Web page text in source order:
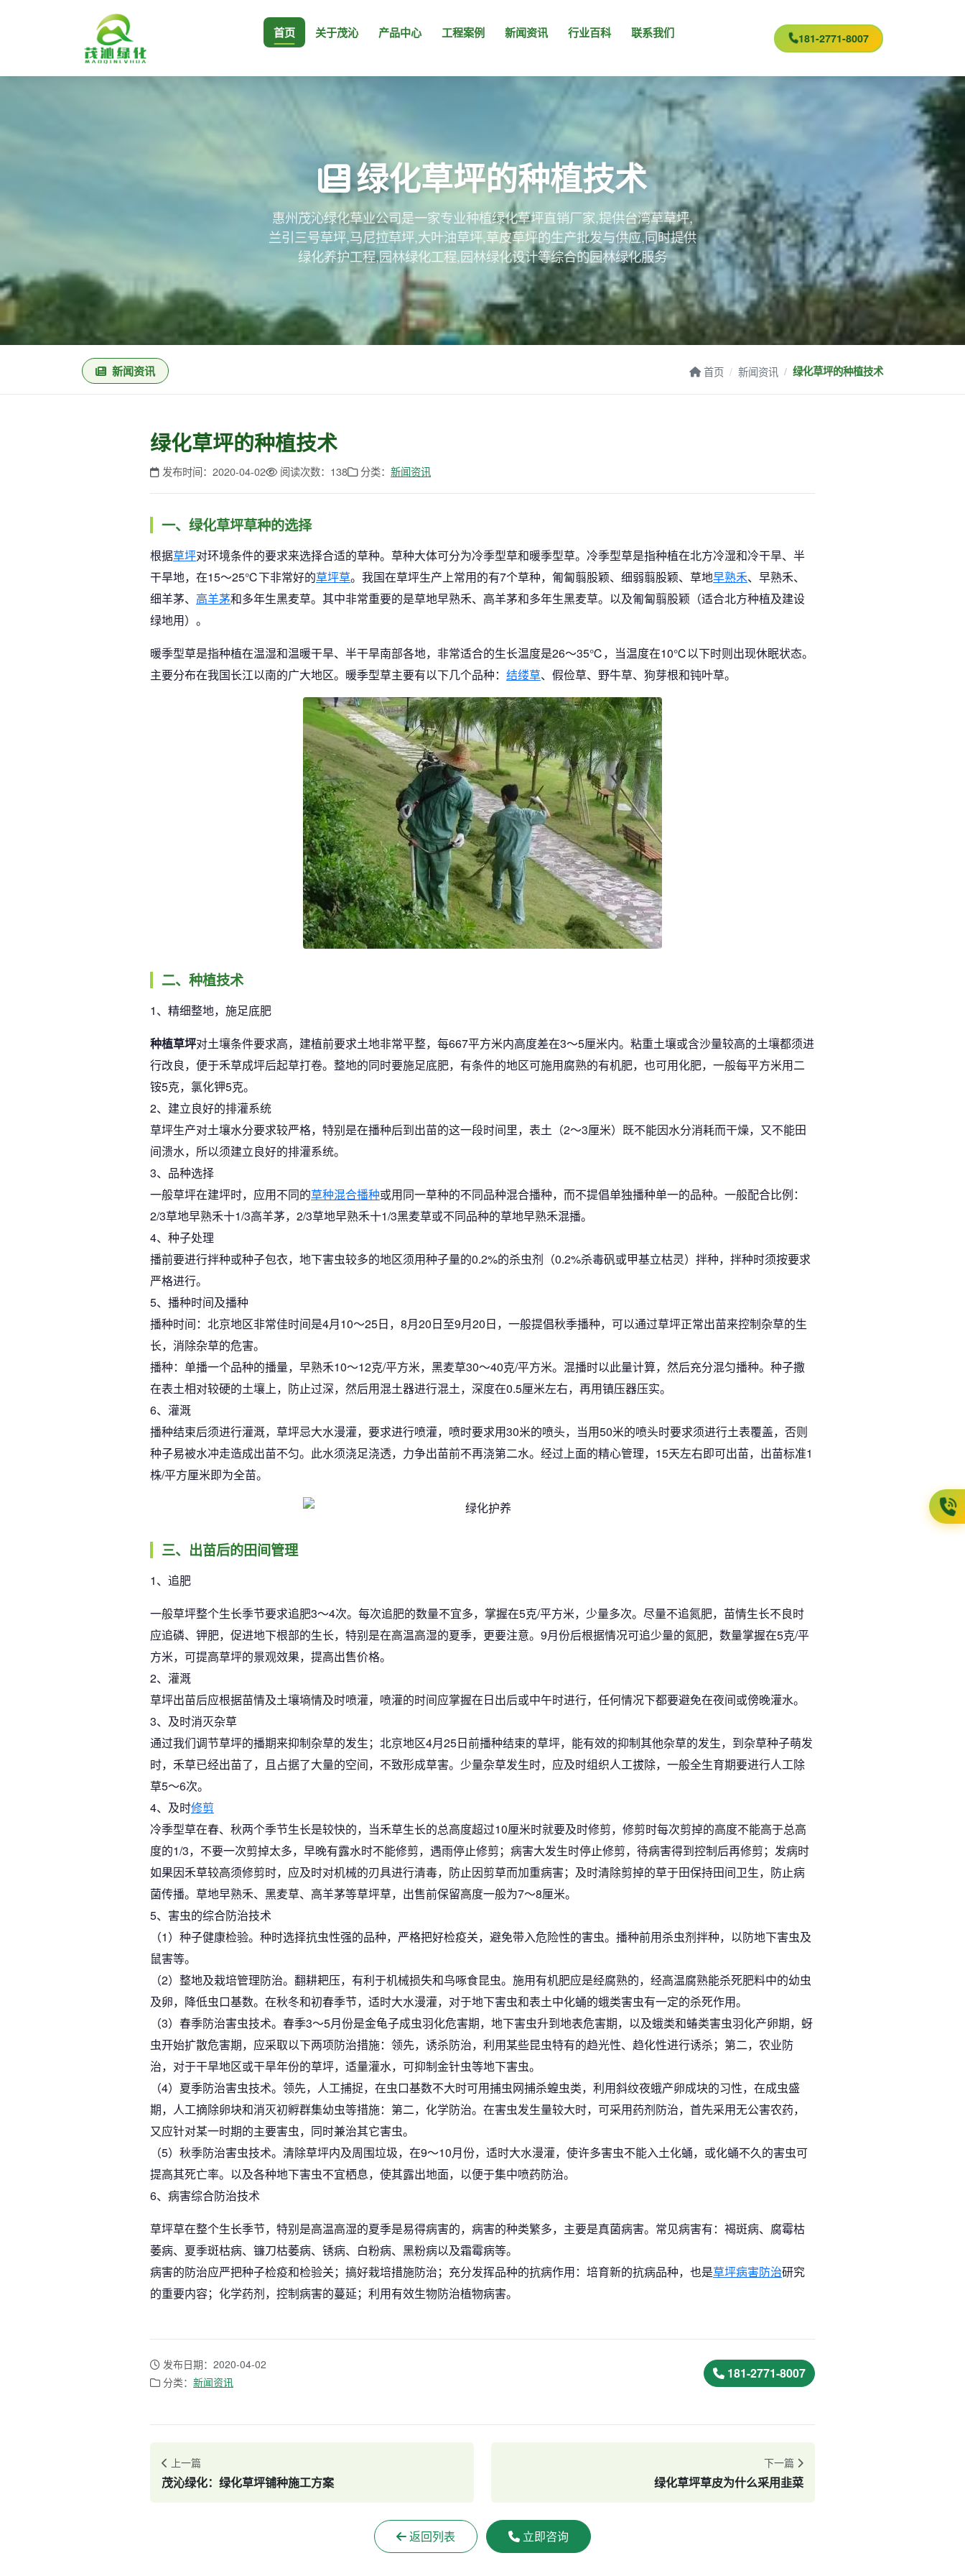
首页 关于茂沁 产品中心 工程案例 新闻资讯 行业百科 联系我们 181-2771-8007
绿化草坪的种植技术
惠州茂沁绿化草业公司是一家专业种植绿化草坪直销厂家,提供台湾草草坪,
兰引三号草坪,马尼拉草坪,大叶油草坪,草皮草坪的生产批发与供应,同时提供
绿化养护工程,园林绿化工程,园林绿化设计等综合的园林绿化服务
新闻资讯 首页 新闻资讯 绿化草坪的种植技术
绿化草坪的种植技术
发布时间：2020-04-02 阅读次数：138 分类： 新闻资讯
一、绿化草坪草种的选择
根据草坪对环境条件的要求来选择合适的草种。草种大体可分为冷季型草和暖季型草。冷季型草是指种植在北方冷湿和冷干旱、半
干旱地，在15～25℃下非常好的草坪草。我国在草坪生产上常用的有7个草种，匍匐翦股颖、细弱翦股颖、草地早熟禾、早熟禾、
细羊茅、 高羊茅和多年生黑麦草。其中非常重要的是草地早熟禾、高羊茅和多年生黑麦草。以及匍匐翦股颖（适合北方种植及建设
绿地用）。
暖季型草是指种植在温湿和温暖干旱、半干旱南部各地，非常适合的生长温度是26～35℃，当温度在10℃以下时则出现休眠状态。
主要分布在我国长江以南的广大地区。暖季型草主要有以下几个品种： 结缕草、假俭草、野牛草、狗芽根和钝叶草。
二、种植技术
1、精细整地，施足底肥
种植草坪对土壤条件要求高，建植前要求土地非常平整，每667平方米内高度差在3～5厘米内。粘重土壤或含沙量较高的土壤都须进
行改良，便于禾草成坪后起草打卷。整地的同时要施足底肥，有条件的地区可施用腐熟的有机肥，也可用化肥，一般每平方米用二
铵5克，氯化钾5克。
2、建立良好的排灌系统
草坪生产对土壤水分要求较严格，特别是在播种后到出苗的这一段时间里，表土（2～3厘米）既不能因水分消耗而干燥，又不能田
间溃水，所以须建立良好的排灌系统。
3、品种选择
一般草坪在建坪时，应用不同的草种混合播种或用同一草种的不同品种混合播种，而不提倡单独播种单一的品种。一般配合比例：
2/3草地早熟禾十1/3高羊茅，2/3草地早熟禾十1/3黑麦草或不同品种的草地早熟禾混播。
4、种子处理
播前要进行拌种或种子包衣，地下害虫较多的地区须用种子量的0.2%的杀虫剂（0.2%杀毒矾或甲基立枯灵）拌种，拌种时须按要求
严格进行。
5、播种时间及播种
播种时间：北京地区非常佳时间是4月10～25日，8月20日至9月20日，一般提倡秋季播种，可以通过草坪正常出苗来控制杂草的生
长，消除杂草的危害。
播种：单播一个品种的播量，早熟禾10～12克/平方米，黑麦草30～40克/平方米。混播时以此量计算，然后充分混匀播种。种子撒
在表土相对较硬的土壤上，防止过深，然后用混土器进行混土，深度在0.5厘米左右，再用镇压器压实。
6、灌溉
播种结束后须进行灌溉，草坪忌大水漫灌，要求进行喷灌，喷时要求用30米的喷头，当用50米的喷头时要求须进行土表覆盖，否则
种子易被水冲走造成出苗不匀。此水须浇足浇透，力争出苗前不再浇第二水。经过上面的精心管理，15天左右即可出苗，出苗标准1
株/平方厘米即为全苗。
三、出苗后的田间管理
1、追肥
一般草坪整个生长季节要求追肥3～4次。每次追肥的数量不宜多，掌握在5克/平方米，少量多次。尽量不追氮肥，苗情生长不良时
应追磷、钾肥，促进地下根部的生长，特别是在高温高湿的夏季，更要注意。9月份后根据情况可追少量的氮肥，数量掌握在5克/平
方米，可提高草坪的景观效果，提高出售价格。
2、灌溉
草坪出苗后应根据苗情及土壤墒情及时喷灌，喷灌的时间应掌握在日出后或中午时进行，任何情况下都要避免在夜间或傍晚灌水。
3、及时消灭杂草
通过我们调节草坪的播期来抑制杂草的发生；北京地区4月25日前播种结束的草坪，能有效的抑制其他杂草的发生，到杂草种子萌发
时，禾草已经出苗了，且占据了大量的空间，不致形成草害。少量杂草发生时，应及时组织人工拔除，一般全生育期要进行人工除
草5～6次。
4、及时修剪
冷季型草在春、秋两个季节生长是较快的，当禾草生长的总高度超过10厘米时就要及时修剪，修剪时每次剪掉的高度不能高于总高
度的1/3，不要一次剪掉太多，早晚有露水时不能修剪，遇雨停止修剪；病害大发生时停止修剪，待病害得到控制后再修剪；发病时
如果因禾草较高须修剪时，应及时对机械的刃具进行清毒，防止因剪草而加重病害；及时清除剪掉的草于田保持田间卫生，防止病
菌传播。草地早熟禾、黑麦草、高羊茅等草坪草，出售前保留高度一般为7～8厘米。
5、害虫的综合防治技术
（1）种子健康检验。种时选择抗虫性强的品种，严格把好检疫关，避免带入危险性的害虫。播种前用杀虫剂拌种，以防地下害虫及
鼠害等。
（2）整地及栽培管理防治。翻耕耙压，有利于机械损失和鸟啄食昆虫。施用有机肥应是经腐熟的，经高温腐熟能杀死肥料中的幼虫
及卵，降低虫口基数。在秋冬和初春季节，适时大水漫灌，对于地下害虫和表土中化蛹的蛾类害虫有一定的杀死作用。
（3）春季防治害虫技术。春季3～5月份是金龟子成虫羽化危害期，地下害虫升到地表危害期，以及蛾类和蝽类害虫羽化产卵期，蚜
虫开始扩散危害期，应采取以下两项防治措施：领先，诱杀防治，利用某些昆虫特有的趋光性、趋化性进行诱杀；第二，农业防
治，对于干旱地区或干旱年份的草坪，适量灌水，可抑制金针虫等地下害虫。
（4）夏季防治害虫技术。领先，人工捕捉，在虫口基数不大时可用捕虫网捕杀蝗虫类，利用斜纹夜蛾产卵成块的习性，在成虫盛
期，人工摘除卵块和消灭初孵群集幼虫等措施：第二，化学防治。在害虫发生量较大时，可采用药剂防治，首先采用无公害农药，
又应针对某一时期的主要害虫，同时兼治其它害虫。
（5）秋季防治害虫技术。清除草坪内及周围垃圾，在9～10月份，适时大水漫灌，使许多害虫不能入土化蛹，或化蛹不久的害虫可
提高其死亡率。以及各种地下害虫不宜栖息，使其露出地面，以便于集中喷药防治。
6、病害综合防治技术
草坪草在整个生长季节，特别是高温高湿的夏季是易得病害的，病害的种类繁多，主要是真菌病害。常见病害有：褐斑病、腐霉枯
萎病、夏季斑枯病、镰刀枯萎病、锈病、白粉病、黑粉病以及霜霉病等。
病害的防治应严把种子检疫和检验关；搞好栽培措施防治；充分发挥品种的抗病作用：培育新的抗病品种，也是草坪病害防治研究
的重要内容；化学药剂，控制病害的蔓延；利用有效生物防治植物病害。
发布日期：2020-04-02
分类： 新闻资讯
181-2771-8007
上一篇
茂沁绿化：绿化草坪铺种施工方案
下一篇
绿化草坪草皮为什么采用韭菜
返回列表 立即咨询